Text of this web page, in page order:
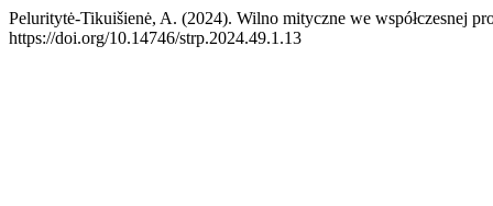
Peluritytė-Tikuišienė, A. (2024). Wilno mityczne we współczesnej
https://doi.org/10.14746/strp.2024.49.1.13